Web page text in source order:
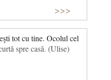
>>>
tot cu tine. Ocolul cel
spre casă. (Ulise)